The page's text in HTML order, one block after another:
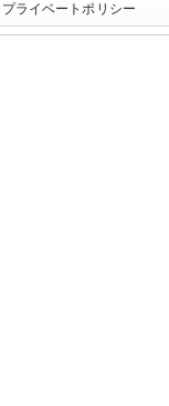
プライベートポリシー